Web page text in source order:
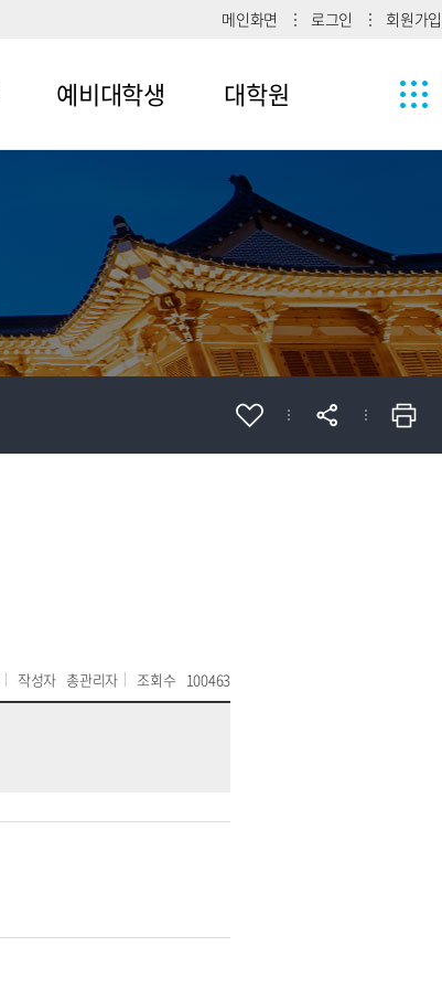
메인화면 로그인 회원가입
예비대학생
메뉴4-3
대학원
작성자 총관리자 조회수 100463